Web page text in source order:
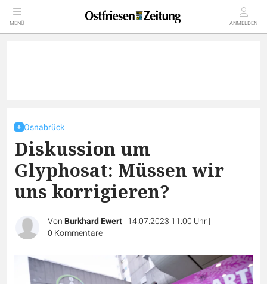
MENÜ ANMELDEN
Osnabrück
Diskussion um
Glyphosat: Müssen wir
uns korrigieren?
VonBurkhard Ewert| 14.07.2023 11:00 Uhr|
0 Kommentare